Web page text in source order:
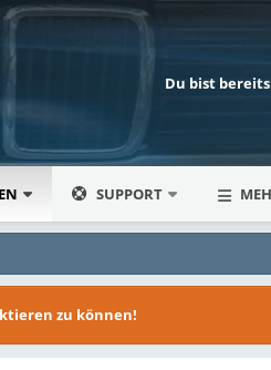
Du bist
SUPPORT
zu können!